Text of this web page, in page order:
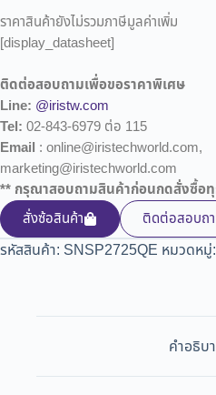
ราคาสินค้ายังไม่รวมภาษีมูลค่าเพิ่ม
[display_datasheet]
ติดต่อสอบถามเพื่อขอราคาพิเศษ
Line: @iristw.com
Tel: 02-843-6979 ต่อ 115
Email : online@iristechworld.com,
marketing@iristechworld.com
** กรุณาสอบถามสินค้าก่อนกดสั่งซื้อ
สั่งซ้อสินค้า
ติดต่อสอบถ
รหัสสินค้า: SNSP2725QE หมวดหมู่:
คำอธิบ